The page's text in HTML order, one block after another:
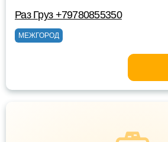
Раз Груз +79780855350
МЕЖГОРОД